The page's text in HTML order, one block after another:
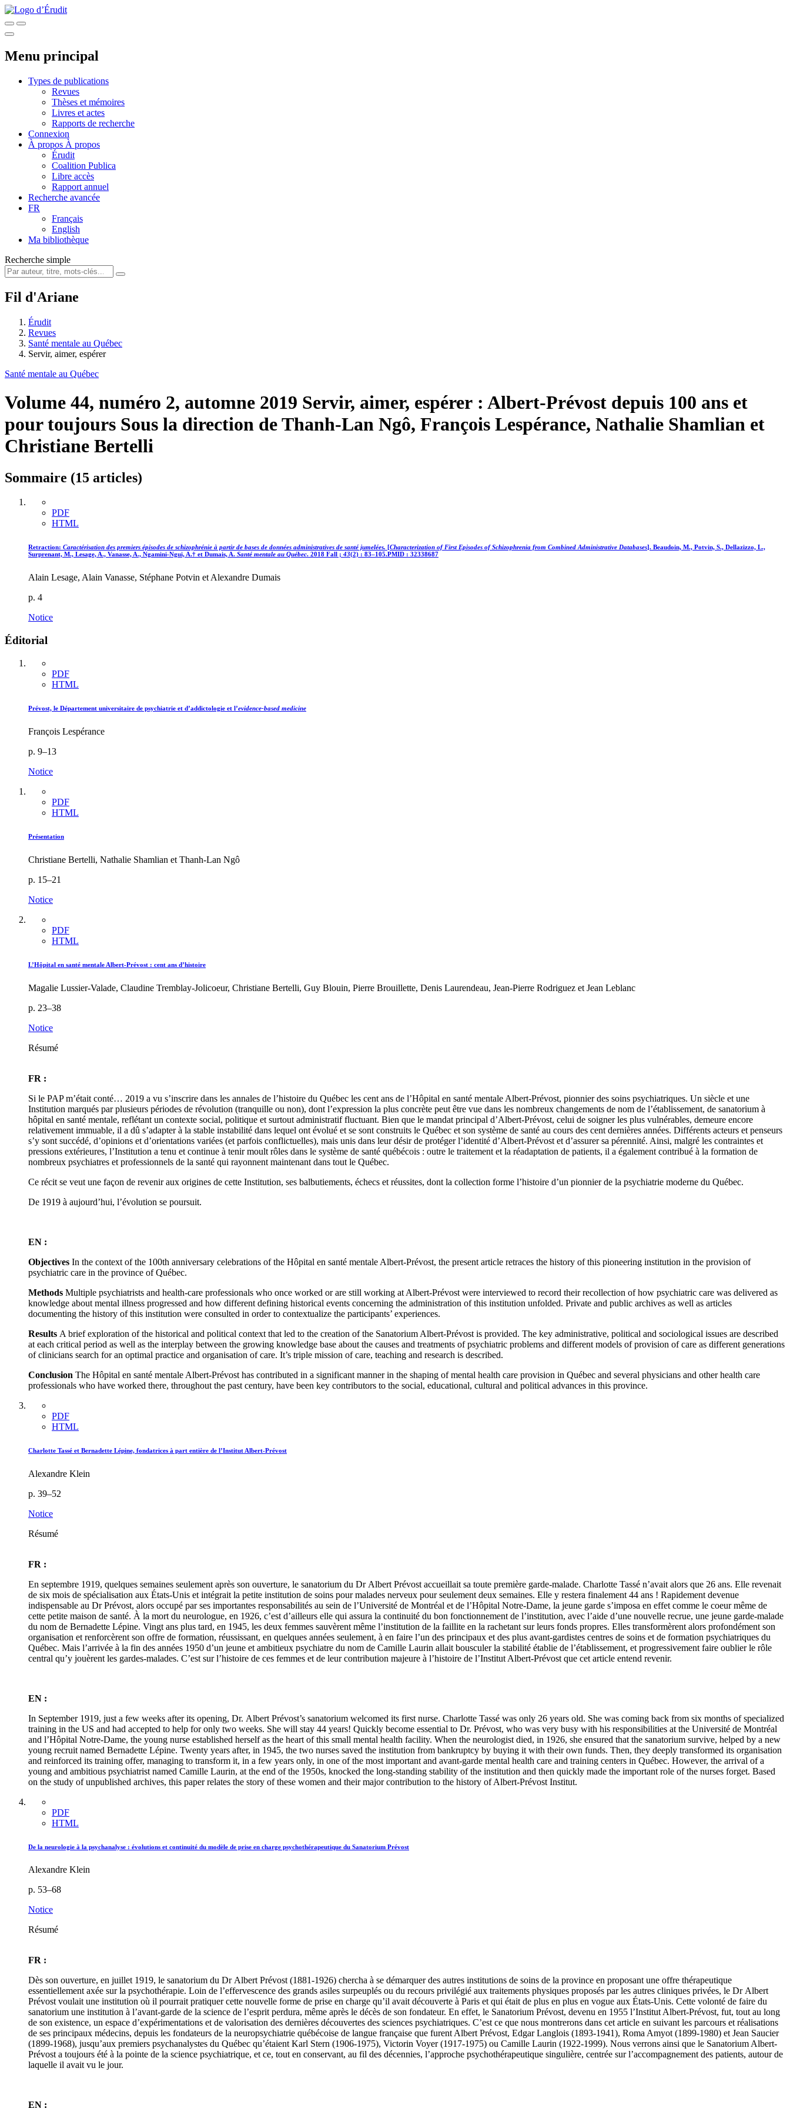
Menu principal
Types de publications
Revues
Thèses et mémoires
Livres et actes
Rapports de recherche
Connexion
À propos À propos
Érudit
Coalition Publica
Libre accès
Rapport annuel
Recherche avancée
FR
Français
English
Ma bibliothèque
Recherche simple
Fil d'Ariane
Érudit
Revues
Santé mentale au Québec
Servir, aimer, espérer
Santé mentale au Québec
Volume 44, numéro 2, automne 2019 Servir, aimer, espérer : Albert-Prévost depuis 100 ans et
pour toujours Sous la direction de Thanh-Lan Ngô, François Lespérance, Nathalie Shamlian et
Christiane Bertelli
Sommaire (15 articles)
PDF
HTML
Retraction: Caractérisation des premiers épisodes de schizophrénie à partir de bases de données administratives de santé jumelées. [Characterization of First Episodes of Schizophrenia from Combined Administrative Databases]. Beaudoin, M., Potvin, S., Dellazizzo, L.,
Surprenant, M., Lesage, A., Vanasse, A., Ngamini-Ngui, A.† et Dumais, A. Santé mentale au Québec. 2018 Fall ; 43(2) : 83–105.PMID : 32338687
Alain Lesage, Alain Vanasse, Stéphane Potvin et Alexandre Dumais
p. 4
Notice
Éditorial
PDF
HTML
Prévost, le Département universitaire de psychiatrie et d’addictologie et l’evidence-based medicine
François Lespérance
p. 9–13
Notice
PDF
HTML
Présentation
Christiane Bertelli, Nathalie Shamlian et Thanh-Lan Ngô
p. 15–21
Notice
PDF
HTML
L’Hôpital en santé mentale Albert-Prévost : cent ans d’histoire
Magalie Lussier-Valade, Claudine Tremblay-Jolicoeur, Christiane Bertelli, Guy Blouin, Pierre Brouillette, Denis Laurendeau, Jean-Pierre Rodriguez et Jean Leblanc
p. 23–38
Notice
Résumé
FR :
Si le PAP m’était conté… 2019 a vu s’inscrire dans les annales de l’histoire du Québec les cent ans de l’Hôpital en santé mentale Albert-Prévost, pionnier des soins psychiatriques. Un siècle et une
Institution marqués par plusieurs périodes de révolution (tranquille ou non), dont l’expression la plus concrète peut être vue dans les nombreux changements de nom de l’établissement, de sanatorium à
hôpital en santé mentale, reflétant un contexte social, politique et surtout administratif fluctuant. Bien que le mandat principal d’Albert-Prévost, celui de soigner les plus vulnérables, demeure encore
relativement immuable, il a dû s’adapter à la stable instabilité dans lequel ont évolué et se sont construits le Québec et son système de santé au cours des cent dernières années. Différents acteurs et penseurs
s’y sont succédé, d’opinions et d’orientations variées (et parfois conflictuelles), mais unis dans leur désir de protéger l’identité d’Albert-Prévost et d’assurer sa pérennité. Ainsi, malgré les contraintes et
pressions extérieures, l’Institution a tenu et continue à tenir moult rôles dans le système de santé québécois : outre le traitement et la réadaptation de patients, il a également contribué à la formation de
nombreux psychiatres et professionnels de la santé qui rayonnent maintenant dans tout le Québec.
Ce récit se veut une façon de revenir aux origines de cette Institution, ses balbutiements, échecs et réussites, dont la collection forme l’histoire d’un pionnier de la psychiatrie moderne du Québec.
De 1919 à aujourd’hui, l’évolution se poursuit.
EN :
Objectives In the context of the 100th anniversary celebrations of the Hôpital en santé mentale Albert-Prévost, the present article retraces the history of this pioneering institution in the provision of
psychiatric care in the province of Québec.
Methods Multiple psychiatrists and health-care professionals who once worked or are still working at Albert-Prévost were interviewed to record their recollection of how psychiatric care was delivered as
knowledge about mental illness progressed and how different defining historical events concerning the administration of this institution unfolded. Private and public archives as well as articles
documenting the history of this institution were consulted in order to contextualize the participants’ experiences.
Results A brief exploration of the historical and political context that led to the creation of the Sanatorium Albert-Prévost is provided. The key administrative, political and sociological issues are described
at each critical period as well as the interplay between the growing knowledge base about the causes and treatments of psychiatric problems and different models of provision of care as different generations
of clinicians search for an optimal practice and organisation of care. It’s triple mission of care, teaching and research is described.
Conclusion The Hôpital en santé mentale Albert-Prévost has contributed in a significant manner in the shaping of mental health care provision in Québec and several physicians and other health care
professionals who have worked there, throughout the past century, have been key contributors to the social, educational, cultural and political advances in this province.
PDF
HTML
Charlotte Tassé et Bernadette Lépine, fondatrices à part entière de l’Institut Albert-Prévost
Alexandre Klein
p. 39–52
Notice
Résumé
FR :
En septembre 1919, quelques semaines seulement après son ouverture, le sanatorium du Dr Albert Prévost accueillait sa toute première garde-malade. Charlotte Tassé n’avait alors que 26 ans. Elle revenait
de six mois de spécialisation aux États-Unis et intégrait la petite institution de soins pour malades nerveux pour seulement deux semaines. Elle y restera finalement 44 ans ! Rapidement devenue
indispensable au Dr Prévost, alors occupé par ses importantes responsabilités au sein de l’Université de Montréal et de l’Hôpital Notre-Dame, la jeune garde s’imposa en effet comme le coeur même de
cette petite maison de santé. À la mort du neurologue, en 1926, c’est d’ailleurs elle qui assura la continuité du bon fonctionnement de l’institution, avec l’aide d’une nouvelle recrue, une jeune garde-malade
du nom de Bernadette Lépine. Vingt ans plus tard, en 1945, les deux femmes sauvèrent même l’institution de la faillite en la rachetant sur leurs fonds propres. Elles transformèrent alors profondément son
organisation et renforcèrent son offre de formation, réussissant, en quelques années seulement, à en faire l’un des principaux et des plus avant-gardistes centres de soins et de formation psychiatriques du
Québec. Mais l’arrivée à la fin des années 1950 d’un jeune et ambitieux psychiatre du nom de Camille Laurin allait bousculer la stabilité établie de l’établissement, et progressivement faire oublier le rôle
central qu’y jouèrent les gardes-malades. C’est sur l’histoire de ces femmes et de leur contribution majeure à l’histoire de l’Institut Albert-Prévost que cet article entend revenir.
EN :
In September 1919, just a few weeks after its opening, Dr. Albert Prévost’s sanatorium welcomed its first nurse. Charlotte Tassé was only 26 years old. She was coming back from six months of specialized
training in the US and had accepted to help for only two weeks. She will stay 44 years! Quickly become essential to Dr. Prévost, who was very busy with his responsibilities at the Université de Montréal
and l’Hôpital Notre-Dame, the young nurse established herself as the heart of this small mental health facility. When the neurologist died, in 1926, she ensured that the sanatorium survive, helped by a new
young recruit named Bernadette Lépine. Twenty years after, in 1945, the two nurses saved the institution from bankruptcy by buying it with their own funds. Then, they deeply transformed its organisation
and reinforced its training offer, managing to transform it, in a few years only, in one of the most important and avant-garde mental health care and training centers in Québec. However, the arrival of a
young and ambitious psychiatrist named Camille Laurin, at the end of the 1950s, knocked the long-standing stability of the institution and then quickly made the important role of the nurses forget. Based
on the study of unpublished archives, this paper relates the story of these women and their major contribution to the history of Albert-Prévost Institut.
PDF
HTML
De la neurologie à la psychanalyse : évolutions et continuité du modèle de prise en charge psychothérapeutique du Sanatorium Prévost
Alexandre Klein
p. 53–68
Notice
Résumé
FR :
Dès son ouverture, en juillet 1919, le sanatorium du Dr Albert Prévost (1881-1926) chercha à se démarquer des autres institutions de soins de la province en proposant une offre thérapeutique
essentiellement axée sur la psychothérapie. Loin de l’effervescence des grands asiles surpeuplés ou du recours privilégié aux traitements physiques proposés par les autres cliniques privées, le Dr Albert
Prévost voulait une institution où il pourrait pratiquer cette nouvelle forme de prise en charge qu’il avait découverte à Paris et qui était de plus en plus en vogue aux États-Unis. Cette volonté de faire du
sanatorium une institution à l’avant-garde de la science de l’esprit perdura, même après le décès de son fondateur. En effet, le Sanatorium Prévost, devenu en 1955 l’Institut Albert-Prévost, fut, tout au long
de son existence, un espace d’expérimentations et de valorisation des dernières découvertes des sciences psychiatriques. C’est ce que nous montrerons dans cet article en suivant les parcours et réalisations
de ses principaux médecins, depuis les fondateurs de la neuropsychiatrie québécoise de langue française que furent Albert Prévost, Edgar Langlois (1893-1941), Roma Amyot (1899-1980) et Jean Saucier
(1899-1968), jusqu’aux premiers psychanalystes du Québec qu’étaient Karl Stern (1906-1975), Victorin Voyer (1917-1975) ou Camille Laurin (1922-1999). Nous verrons ainsi que le Sanatorium Albert-
Prévost a toujours été à la pointe de la science psychiatrique, et ce, tout en conservant, au fil des décennies, l’approche psychothérapeutique singulière, centrée sur l’accompagnement des patients, autour de
laquelle il avait vu le jour.
EN :